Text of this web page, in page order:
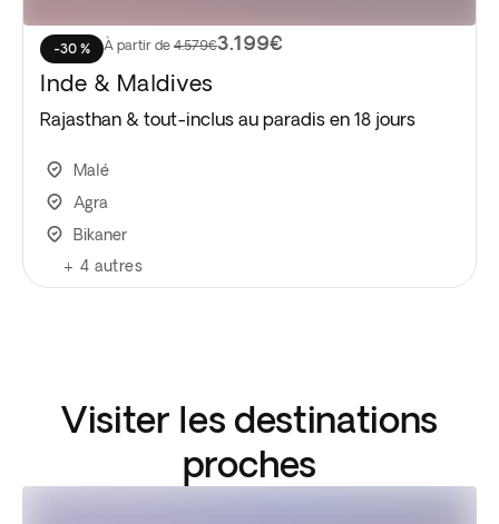
-30 % À partir de 4.579€3.199€
Inde & Maldives
Rajasthan & tout-inclus au paradis en 18 jours
Malé
Agra
Bikaner
+ 4 autres
Visiter les destinations
proches